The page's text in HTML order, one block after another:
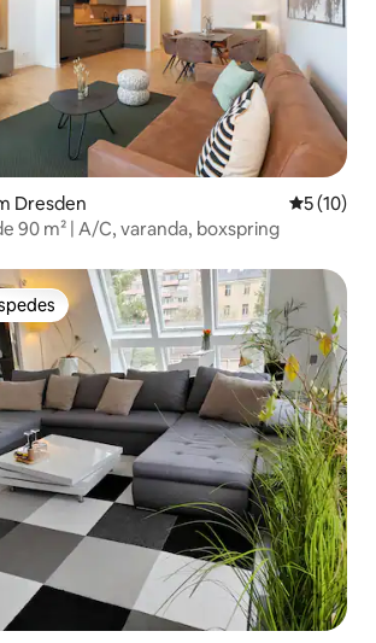
Dresden
5 (10)
90 m² | A/C, varanda, boxspring